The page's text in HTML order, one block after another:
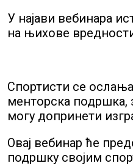
У најави вебинара
на њихове
Спортисти се
менторска подршка,
могу допринети
Овај вебинар ће
подршку својим